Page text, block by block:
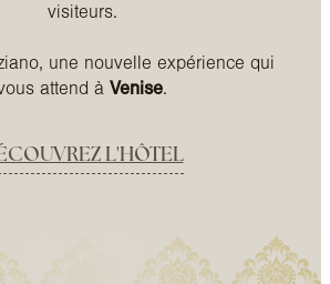
visiteurs.
une nouvelle expérience qui
attend à Venise.
L'HÔTEL